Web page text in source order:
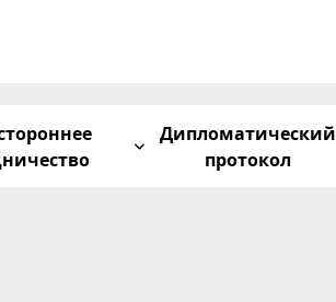
Дипломатический
протокол